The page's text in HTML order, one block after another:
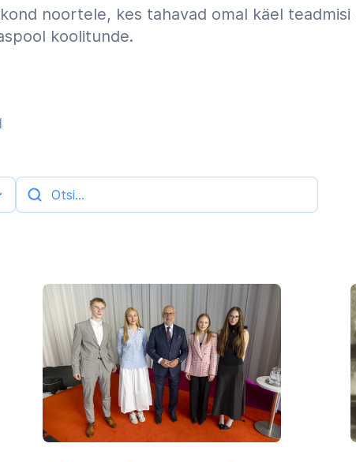
noortele, kes tahavad omal käel
koolitunde.